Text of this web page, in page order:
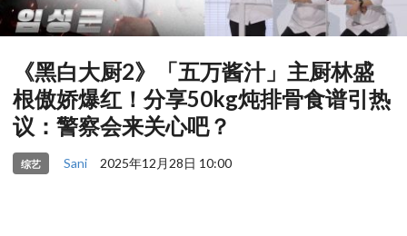
《黑白大厨2》「五万酱汁」主厨林盛
根傲娇爆红！分享50kg炖排骨食谱引热
议：警察会来关心吧？
综艺 Sani 2025年12月28日 10:00